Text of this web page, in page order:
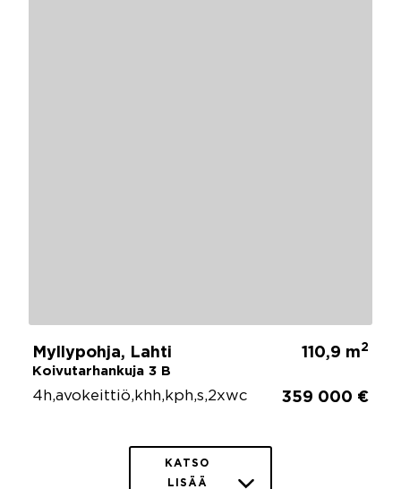
Myllypohja, Lahti
Koivutarhankuja 3 B
110,9 m2
4h,avokeittiö,khh,kph,s,2xwc 359 000 €
KATSO
LISÄÄ